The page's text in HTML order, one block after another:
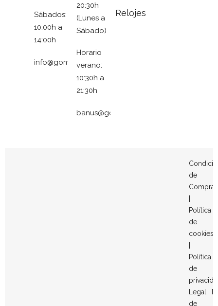
Sábados:
10:00h a
14:00h
info@gomezymolina.com
20:30h
(Lunes a
Sábado)
Horario
verano:
10:30h a
21:30h
banus@gomezymolina.com
Relojes
de
Compra
Política
de
cookies
Política
de
Legal
de